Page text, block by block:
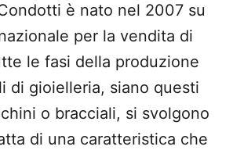
è nato nel 2007 su
per la vendita di
le fasi della produzione
di gioielleria, siano questi
o bracciali, si svolgono
di una caratteristica che